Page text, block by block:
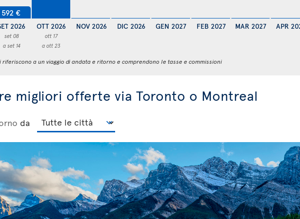
592 €
2026
set 08
a set 14
OTT 2026
ott 17
a ott 23
NOV 2026 DIC 2026 GEN 2027 FEB 2027 MAR 2027 APR
riferiscono a un viaggio di andata e ritorno e comprendono le tasse e commissioni
migliori offerte via Toronto o Montreal
da